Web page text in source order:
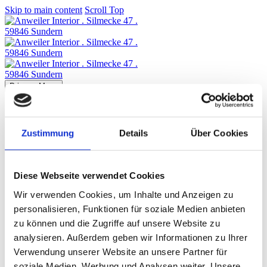
Zustimmung Details Über Cookies
Diese Webseite verwendet Cookies
Wir verwenden Cookies, um Inhalte und Anzeigen zu
personalisieren, Funktionen für soziale Medien anbieten
zu können und die Zugriffe auf unsere Website zu
analysieren. Außerdem geben wir Informationen zu Ihrer
Verwendung unserer Website an unsere Partner für
Skip to main content Scroll Top
Primary Menu
Start
Objektgeschäft
Interior
Küchen
Kontakt